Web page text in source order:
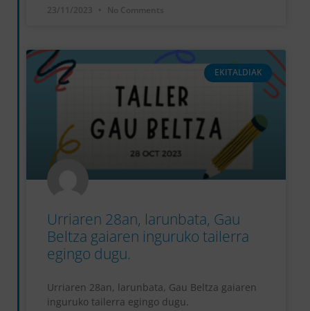
23/11/2023 No Comments
EKITALDIAK
Urriaren 28an, larunbata, Gau
Beltza gaiaren inguruko tailerra
egingo dugu.
Urriaren 28an, larunbata, Gau Beltza gaiaren
inguruko tailerra egingo dugu.